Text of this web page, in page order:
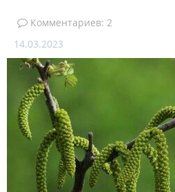
Комментариев: 2
14.03.2023